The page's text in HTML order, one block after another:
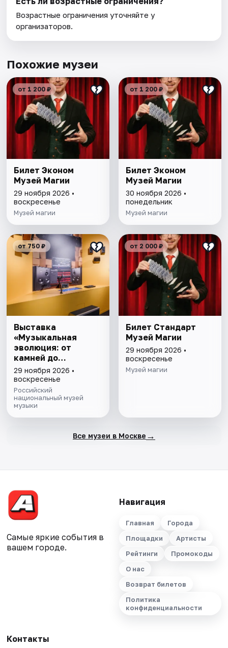
Возрастные ограничения уточняйте у
организаторов.
Похожие музеи
от 1 200 ₽
Билет Эконом
Музей Магии
29 ноября 2026 •
воскресенье
Музей магии
от 1 200 ₽
Билет Эконом
Музей Магии
30 ноября 2026 •
понедельник
Музей магии
от 750 ₽
Выставка
«Музыкальная
эволюция: от
камней до
нейросети»
29 ноября 2026 •
воскресенье
Российский
национальный музей
музыки
от 2 000 ₽
Билет Стандарт
Музей Магии
29 ноября 2026 •
воскресенье
Музей магии
Все музеи в Москве →
Самые яркие события в
вашем городе.
Навигация
Главная
Города
Площадки
Артисты
Рейтинги
Промокоды
О нас
Возврат билетов
Политика
конфиденциальности
Контакты